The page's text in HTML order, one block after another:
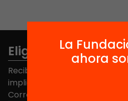
Elige equidad
Recibe contenidos, iniciativas
implicarte.
Correo electrónico
La
ahora